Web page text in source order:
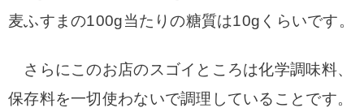
麦ふすまの100g当たりの糖質は10gくらいです。
さらにこのお店のスゴイところは化学調味料、
保存料を一切使わないで調理していることです。